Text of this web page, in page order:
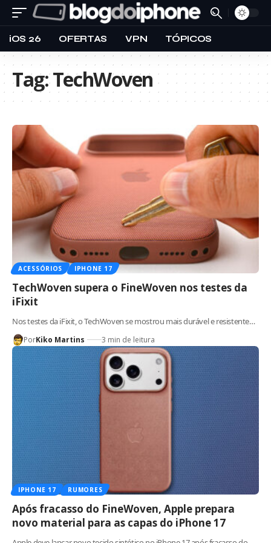
iOS 26 OFERTAS VPN TÓPICOS
Tag:TechWoven
ACESSÓRIOS IPHONE 17
TechWoven supera o FineWoven nos testes da
iFixit
Nos testes da iFixit, o TechWoven se mostrou mais durável e resistente…
PorKiko Martins 3 min de leitura
IPHONE 17 RUMORES
Após fracasso do FineWoven, Apple prepara
novo material para as capas do iPhone 17